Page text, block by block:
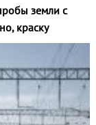
земли с
краску